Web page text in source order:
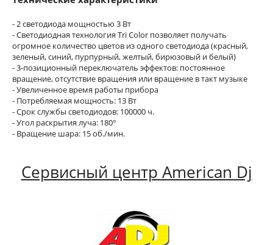
- 2 светодиода мощностью 3 Вт
- Светодиодная технология Tri Color позволяет получать
огромное количество цветов из одного светодиода (красный,
зеленый, синий, пурпурный, желтый, бирюзовый и белый)
- 3-позиционный переключатель эффектов: постоянное
вращение, отсутствие вращения или вращение в такт музыке
- Увеличенное время работы прибора
- Потребляемая мощность: 13 Вт
- Срок службы светодиодов: 100000 ч.
- Угол раскрытия луча: 180°
- Вращение шара: 15 об./мин.
Сервисный центр American Dj